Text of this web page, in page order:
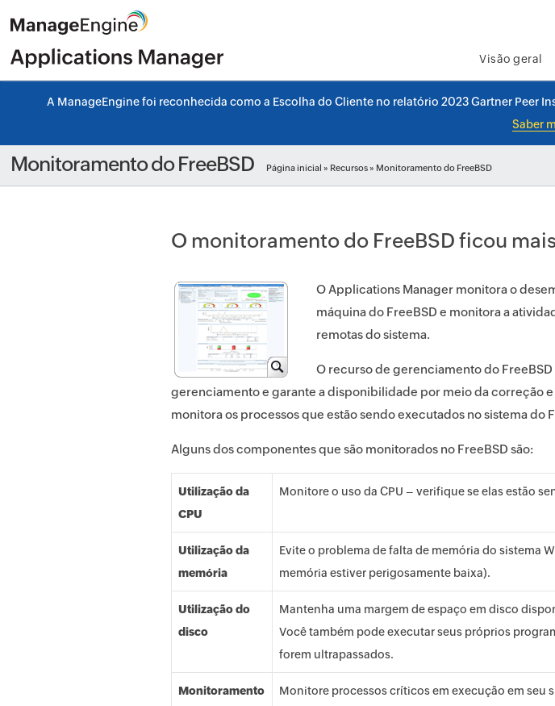
Visão geral
A ManageEngine foi reconhecida como a Escolha do Cliente no relatório 2023 Gartner
Saber
Monitoramento do FreeBSD Página inicial » Recursos» Monitoramento do FreeBSD
O monitoramento do FreeBSD ficou
O Applications Manager monitora o
máquina do FreeBSD e monitora a
remotas do sistema.
O recurso de gerenciamento do
gerenciamento e garante a disponibilidade por meio da correção
monitora os processos que estão sendo executados no sistema do
Alguns dos componentes que são monitorados no FreeBSD são:
Utilização da
CPU
Monitore o uso da CPU – verifique se elas estão
Utilização da
memória
Evite o problema de falta de memória do sistema
memória estiver perigosamente baixa).
Utilização do
disco
Mantenha uma margem de espaço em disco
Você também pode executar seus próprios
forem ultrapassados.
Monitoramento
Monitore processos críticos em execução em